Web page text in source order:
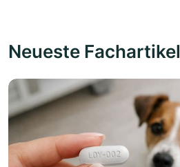
Neueste Fachartikel